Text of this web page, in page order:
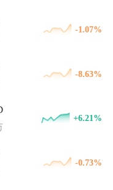
-1.07%
-8.63%
+6.21%
-0.73%